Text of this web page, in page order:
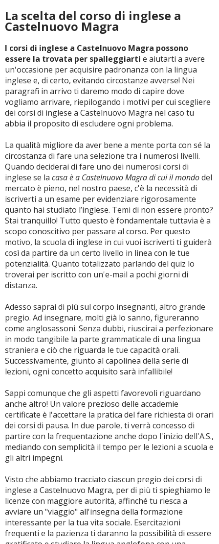
La scelta del corso di inglese a
Castelnuovo Magra
I corsi di inglese a Castelnuovo Magra possono
essere la trovata per spalleggiarti e aiutarti a avere
un'occasione per acquisire padronanza con la lingua
inglese e, di certo, evitando circostanze avverse! Nei
paragrafi in arrivo ti daremo modo di capire dove
vogliamo arrivare, riepilogando i motivi per cui scegliere
dei corsi di inglese a Castelnuovo Magra nel caso tu
abbia il proposito di escludere ogni problema.
La qualità migliore da aver bene a mente porta con sé la
circostanza di fare una selezione tra i numerosi livelli.
Quando deciderai di fare uno dei numerosi corsi di
inglese se la casa è a Castelnuovo Magra di cui il mondodel
mercato è pieno, nel nostro paese, c'è la necessità di
iscriverti a un esame per evidenziare rigorosamente
quanto hai studiato l’inglese. Temi di non essere pronto?
Stai tranquillo! Tutto questo è fondamentale tuttavia è a
scopo conoscitivo per passare al corso. Per questo
motivo, la scuola di inglese in cui vuoi iscriverti ti guiderà
così da partire da un certo livello in linea con le tue
potenzialità. Quanto totalizzato parlando del quiz lo
troverai per iscritto con un'e-mail a pochi giorni di
distanza.
Adesso saprai di più sul corpo insegnanti, altro grande
pregio. Ad insegnare, molti già lo sanno, figureranno
come anglosassoni. Senza dubbi, riuscirai a perfezionare
in modo tangibile la parte grammaticale di una lingua
straniera e ciò che riguarda le tue capacità orali.
Successivamente, giunto al capolinea della serie di
lezioni, ogni concetto acquisito sarà infallibile!
Sappi comunque che gli aspetti favorevoli riguardano
anche altro! Un valore prezioso delle accademie
certificate è l'accettare la pratica del fare richiesta di orari
dei corsi di pausa. In due parole, ti verrà concesso di
partire con la frequentazione anche dopo l'inizio dell'A.S.,
mediando con semplicità il tempo per le lezioni a scuola e
gli altri impegni.
Visto che abbiamo tracciato ciascun pregio dei corsi di
inglese a Castelnuovo Magra, per di più ti spieghiamo le
licenze con maggiore autorità, affinché tu riesca a
avviare un "viaggio" all'insegna della formazione
interessante per la tua vita sociale. Esercitazioni
frequenti e la pazienza ti daranno la possibilità di essere